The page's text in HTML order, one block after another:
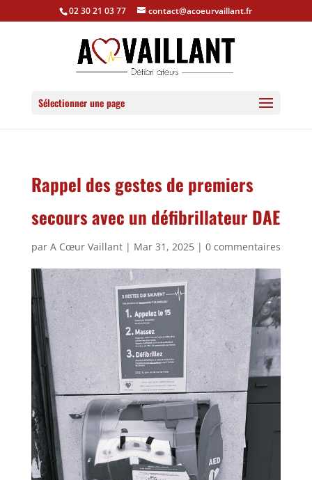
02 30 21 03 77 contact@acoeurvaillant.fr
Sélectionner une page
Rappel des gestes de premiers
secours avec un défibrillateur DAE
par A Cœur Vaillant| Mar 31, 2025| 0 commentaires
Panneau de gestion des cookies